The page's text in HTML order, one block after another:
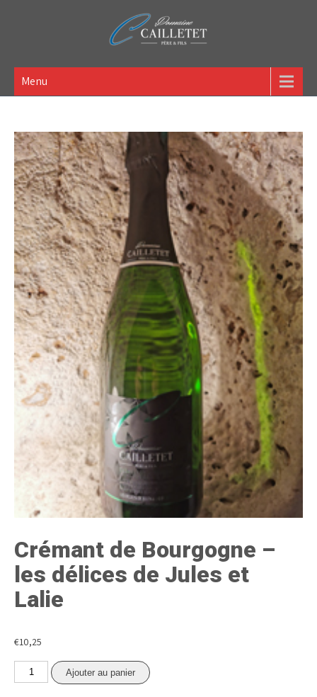
Domaine Cailletet Père &
Fils – Vigneron – GAEC
située à Bouix (21)
Menu
Crémant de Bourgogne –
les délices de Jules et
Lalie
€10,25
quantité
de
Ajouter au panier